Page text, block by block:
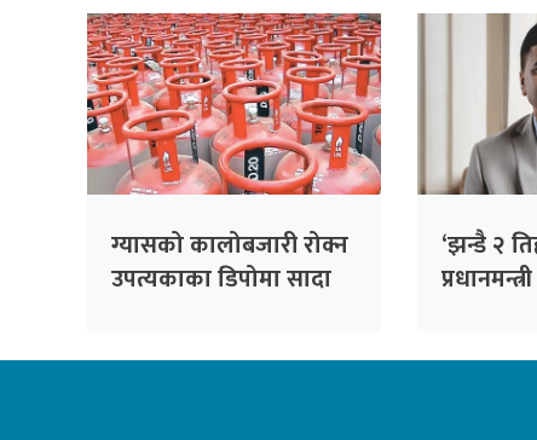
ग्यासको कालोबजारी रोक्न
उपत्यकाका डिपोमा सादा
‘झन्डै २